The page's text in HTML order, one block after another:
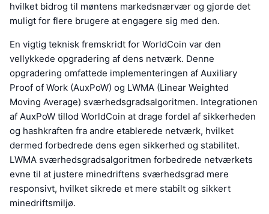
hvilket bidrog til møntens markedsnærvær og gjorde det
muligt for flere brugere at engagere sig med den.
En vigtig teknisk fremskridt for WorldCoin var den
vellykkede opgradering af dens netværk. Denne
opgradering omfattede implementeringen af Auxiliary
Proof of Work (AuxPoW) og LWMA (Linear Weighted
Moving Average) sværhedsgradsalgoritmen. Integrationen
af AuxPoW tillod WorldCoin at drage fordel af sikkerheden
og hashkraften fra andre etablerede netværk, hvilket
dermed forbedrede dens egen sikkerhed og stabilitet.
LWMA sværhedsgradsalgoritmen forbedrede netværkets
evne til at justere minedriftens sværhedsgrad mere
responsivt, hvilket sikrede et mere stabilt og sikkert
minedriftsmiljø.